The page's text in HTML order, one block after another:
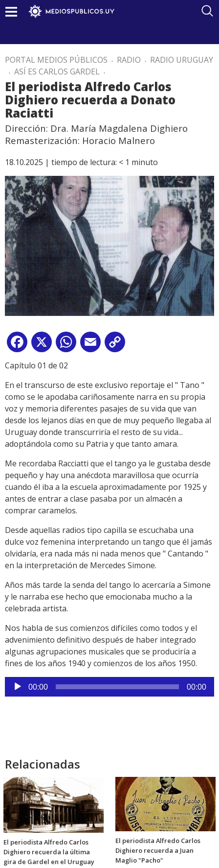
PORTAL MEDIOS PÚBLICOS . RADIO . RADIO URUGUAY
. ASÍ ES CARLOS GARDEL .
El periodista Alfredo Carlos
Dighiero recuerda a Donato
Raciatti
Dirección: Dra. María Magdalena Dighiero
Remasterización: Horacio Malnero
18.10.2025 | tiempo de lectura: < 1 minuto
Facebook
X WhatsApp
Email
Capítulo 01 de 02
En el transcurso de este exclusivo reportaje el " Tano "
como se le apodaba cariñosamente narra en su propia
voz y memoria diferentes pasajes de su vida que van
desde los lejanos días en que de muy pequeño llegaba al
Uruguay donde transcurriría el resto de su vida...
adoptándola como su Patria y que tanto amara.
Me recordaba Racciatti que el tango ya le gustaba desde
pequeño y hay una anécdota maravillosa que ocurría
cuando él iba a la escuela aproximadamente por 1925 y
antes de entrar a clase pasaba por un almacén a
comprar caramelos.
Desde aquellas radios tipo capilla se escuchaba una
dulce voz femenina interpretando un tango que él jamás
olvidaría, era nada más ni nada menos que " Cantando "
en la interpretación de Mercedes Simone.
Años más tarde la senda del tango lo acercaría a Simone
y le narraba ese hecho que emocionaba mucho a la
celebrada artista.
Nos habla de sus comienzos difíciles como todos y el
advenimiento definitivo después de haber integrado
algunas agrupaciones musicales que se produciría a
fines de los años 1940 y comienzos de los años 1950.
Reproductor
de
00:00 00:00
Relacionadas
El periodista Alfredo Carlos
Dighiero recuerda la última
gira de Gardel en el Uruguay
El periodista Alfredo Carlos
Dighiero recuerda a Juan
Maglio "Pacho"